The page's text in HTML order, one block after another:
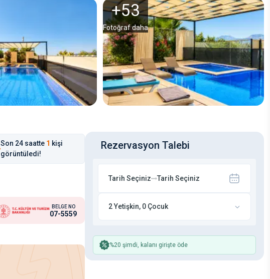
+53
Fotoğraf daha
Son 24 saatte 1 kişi
görüntüledi!
BELGE NO
07-5559
Rezervasyon Talebi
Tarih Seçiniz Tarih Seçiniz
2 Yetişkin, 0 Çocuk
%20 şimdi, kalanı girişte öde